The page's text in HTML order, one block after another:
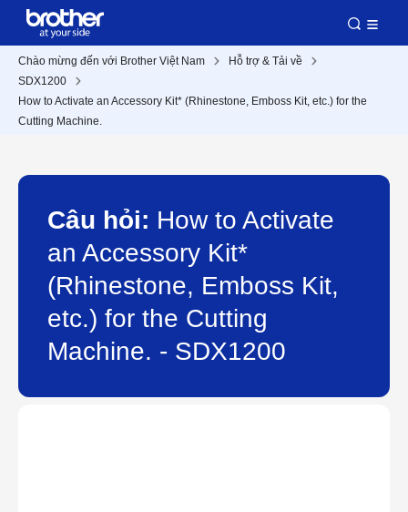
Chào mừng đến với Brother Việt Nam
Hỗ trợ & Tải về
SDX1200
How to Activate an Accessory Kit* (Rhinestone, Emboss Kit, etc.) for the
Cutting Machine.
Câu hỏi: How to Activate
an Accessory Kit*
(Rhinestone, Emboss Kit,
etc.) for the Cutting
Machine. - SDX1200